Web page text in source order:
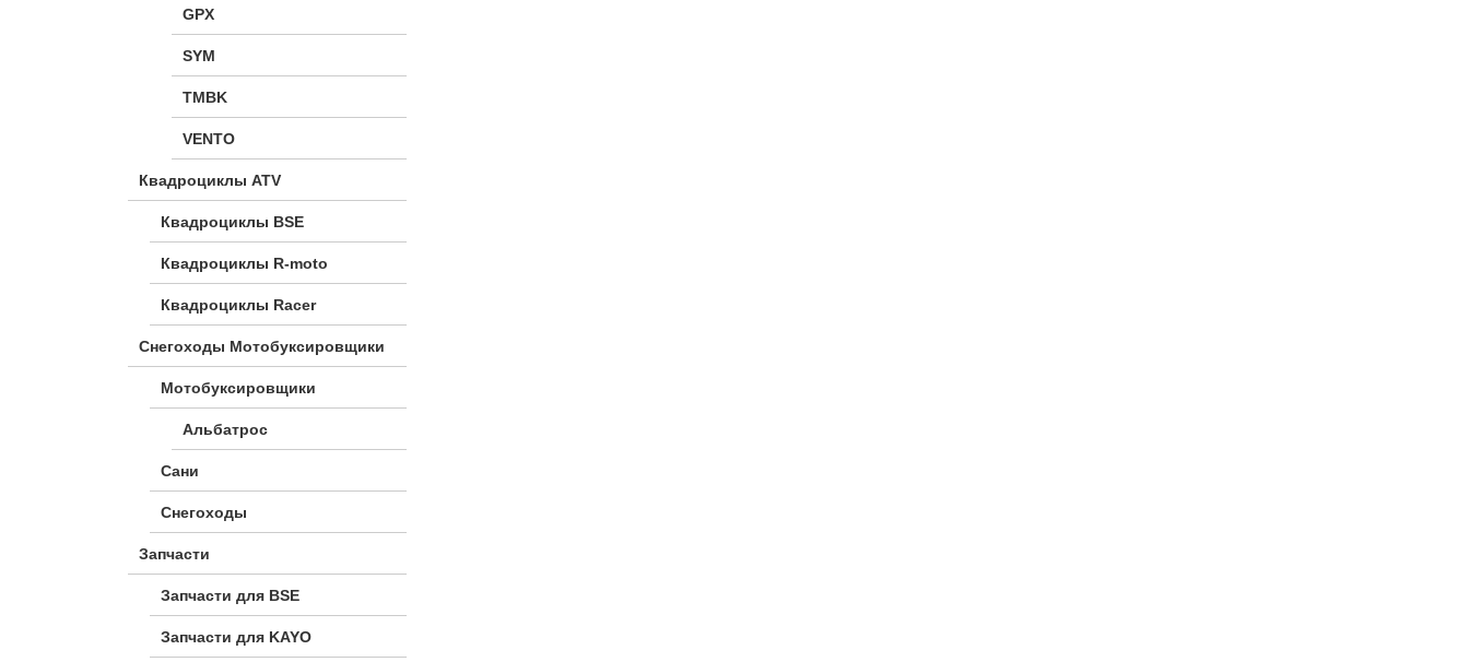
GPX
SYM
TMBK
VENTO
Квадроциклы ATV
Квадроциклы BSE
Квадроциклы R-moto
Квадроциклы Racer
Снегоходы Мотобуксировщики
Мотобуксировщики
Альбатрос
Сани
Снегоходы
Запчасти
Запчасти для BSE
Запчасти для KAYO